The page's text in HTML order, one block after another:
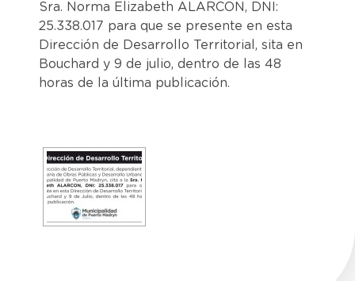
Sra. Norma Elizabeth ALARCON, DNI:
25.338.017 para que se presente en esta
Dirección de Desarrollo Territorial, sita en
Bouchard y 9 de julio, dentro de las 48
horas de la última publicación.